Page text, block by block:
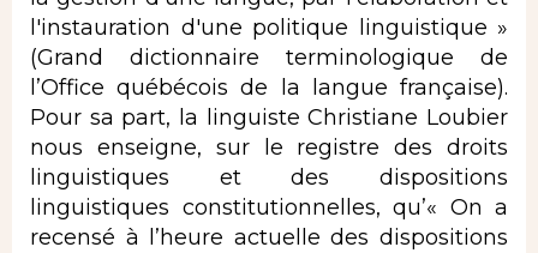
l'instauration d'une politique linguistique »
(Grand dictionnaire terminologique de
l’Office québécois de la langue française).
Pour sa part, la linguiste Christiane Loubier
nous enseigne, sur le registre des droits
linguistiques et des dispositions
linguistiques constitutionnelles, qu’« On a
recensé à l’heure actuelle des dispositions